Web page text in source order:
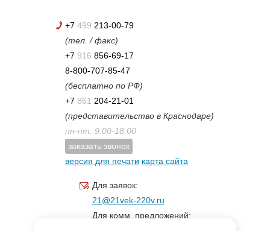
+7 499 213-00-79
(тел. / факс)
+7 916 856-69-17
8-800-707-85-47
(бесплатно по РФ)
+7 861 204-21-01
(представительство в Краснодаре)
пн-пт. 9:00-18:00
заказать звонок
версия для печати карта сайта
Для заявок:
21@21vek-220v.ru
Для комм. предложений: